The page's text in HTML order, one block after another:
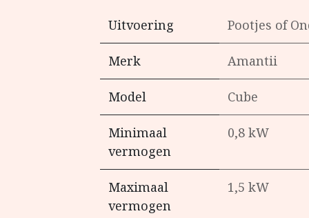
Uitvoering Pootjes of
Merk Amantii
Model Cube
Minimaal
vermogen
0,8 kW
Maximaal
vermogen
1,5 kW